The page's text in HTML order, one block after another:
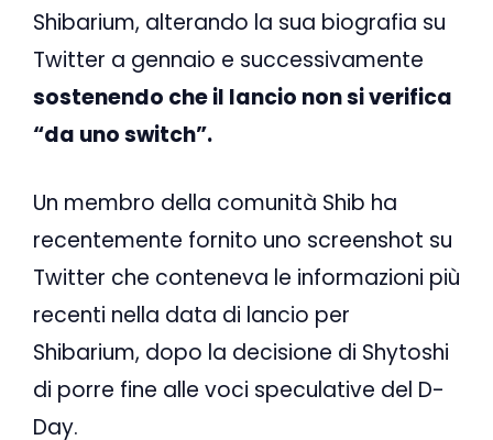
Shibarium, alterando la sua biografia su
Twitter a gennaio e successivamente
sostenendo che il lancio non si verifica
“da uno switch”.
Un membro della comunità Shib ha
recentemente fornito uno screenshot su
Twitter che conteneva le informazioni più
recenti nella data di lancio per
Shibarium, dopo la decisione di Shytoshi
di porre fine alle voci speculative del D-
Day.